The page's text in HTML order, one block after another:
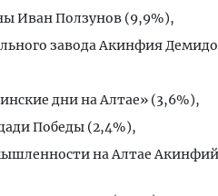
Иван Ползунов (9,9%),
завода Акинфия
дни на Алтае» (3,6%),
Победы (2,4%),
на Алтае